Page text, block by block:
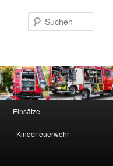
Einsätze
Kinderfeuerwehr